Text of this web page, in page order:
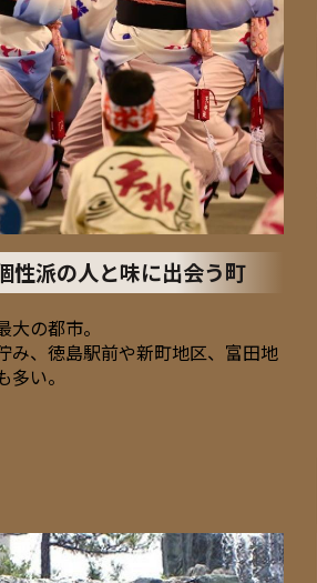
性派の人と味に出会う町
の都市。
み、徳島駅前や新町地区、富田地
い。